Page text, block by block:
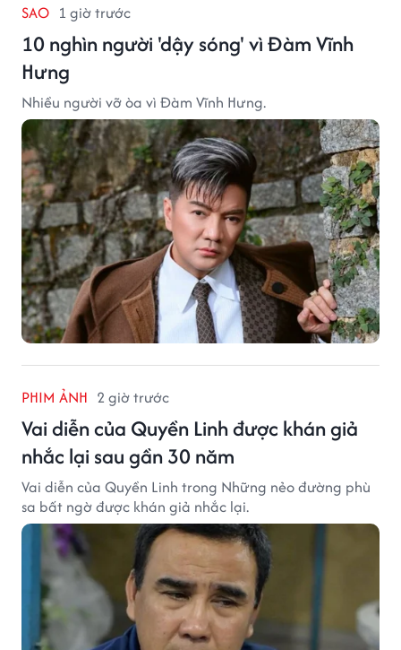
SAO 1 giờ trước
10 nghìn người 'dậy sóng' vì Đàm Vĩnh
Hưng
Nhiều người vỡ òa vì Đàm Vĩnh Hưng.
PHIM ẢNH 2 giờ trước
Vai diễn của Quyền Linh được khán giả
nhắc lại sau gần 30 năm
Vai diễn của Quyền Linh trong Những nẻo đường phù
sa bất ngờ được khán giả nhắc lại.